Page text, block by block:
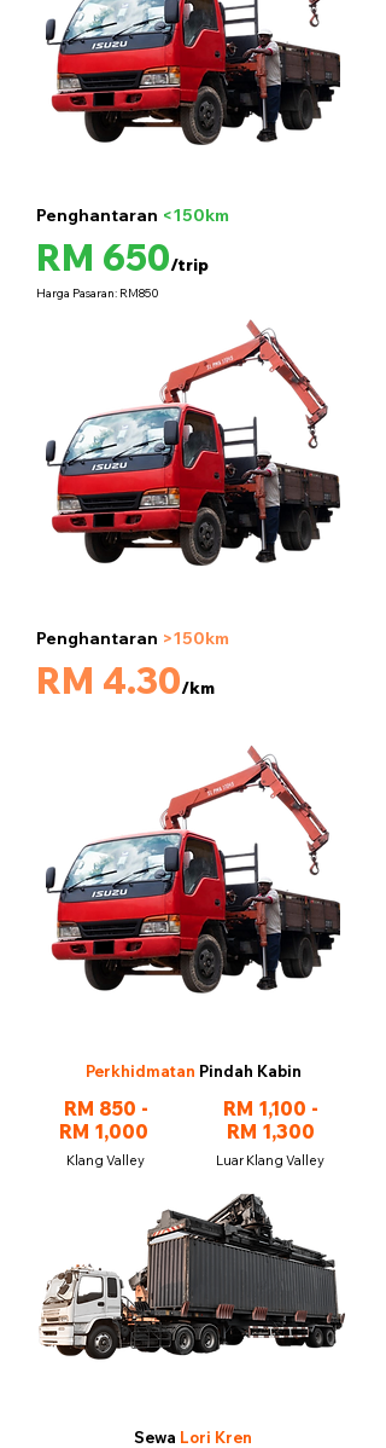
Penghantaran <150km
RM 650/trip
Harga Pasaran: RM850
Penghantaran >150km
RM 4.30/km
Perkhidmatan Pindah Kabin
RM 850 -
RM 1,000
Klang Valley
RM 1,100 -
RM 1,300
Luar Klang Valley
Sewa Lori Kren